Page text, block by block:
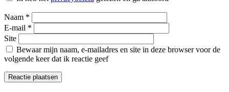
Naam *
E-mail *
Site
Bewaar mijn naam, e-mailadres en site in deze browser voor de
volgende keer dat ik reactie geef